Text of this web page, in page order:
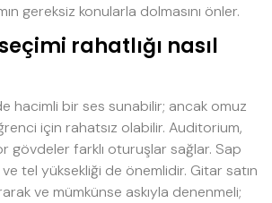
gereksiz konularla dolmasını önler.
rahatlığı nasıl
hacimli bir ses sunabilir; ancak omuz
için rahatsız olabilir. Auditorium,
gövdeler farklı oturuşlar sağlar. Sap
ve tel yüksekliği de önemlidir. Gitar satın
ve mümkünse askıyla denenmeli;